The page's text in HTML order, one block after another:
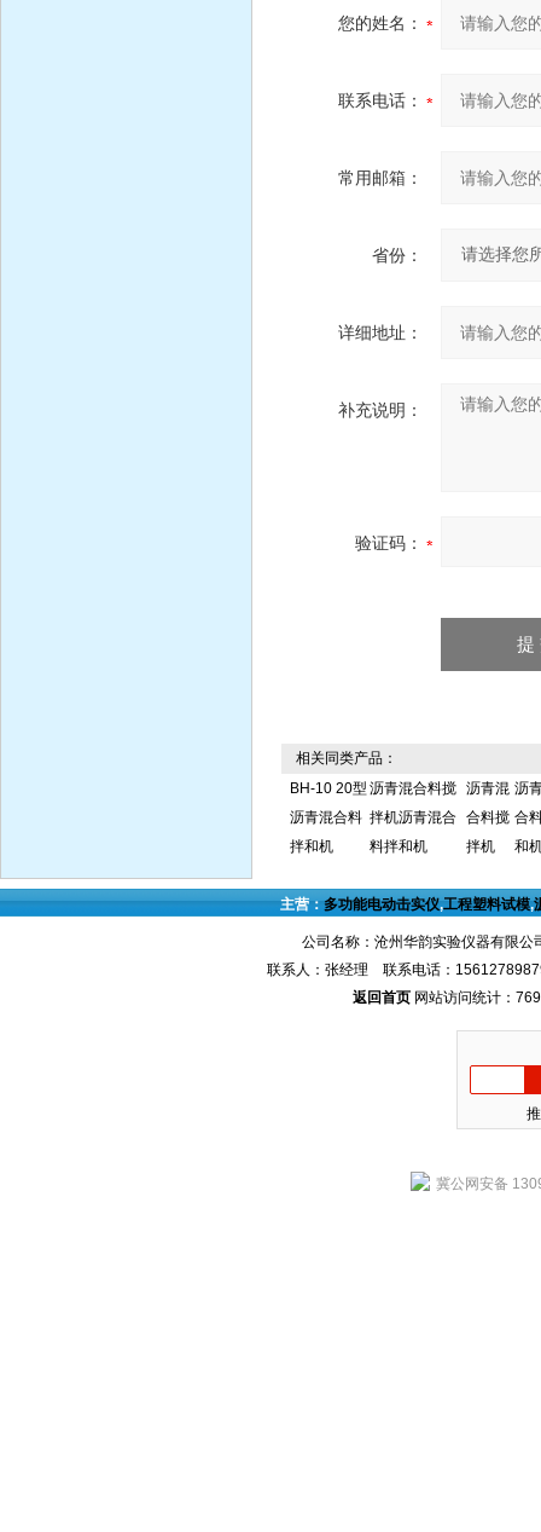
您的姓名：
联系电话：
常用邮箱：
省份：
详细地址：
补充说明：
验证码：
相关同类产品：
BH-10 20型
沥青混合料
拌和机
沥青混合料搅
拌机沥青混合
料拌和机
沥青混
合料搅
拌机
沥
合
和
主营：多功能电动击实仪,工程塑料试模,
公司名称：沧州华韵实验仪器有限
联系人：张经理 联系电话：
返回首页 网站访问统计：
冀公网安备